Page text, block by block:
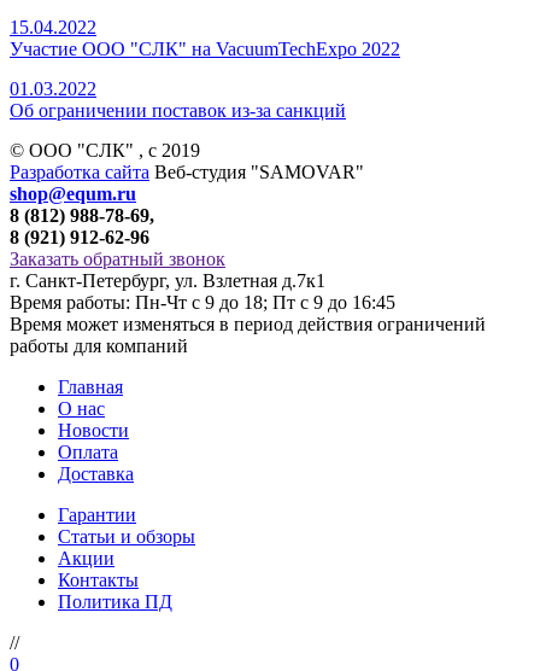
15.04.2022
Участие ООО "СЛК" на VacuumTechExpo 2022
01.03.2022
Об ограничении поставок из-за санкций
© ООО "СЛК" , c 2019
Разработка сайта Веб-студия "SAMOVAR"
shop@equm.ru
8 (812) 988-78-69,
8 (921) 912-62-96
Заказать обратный звонок
г. Санкт-Петербург, ул. Взлетная д.7к1
Время работы: Пн-Чт с 9 до 18; Пт с 9 до 16:45
Время может изменяться в период действия ограничений
работы для компаний
Главная
О нас
Новости
Оплата
Доставка
Гарантии
Статьи и обзоры
Акции
Контакты
Политика ПД
//
0